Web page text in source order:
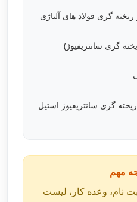
گری فولاد های آلیاژی
گری سانتریفیوژ)
گری سانتریفیوژ استیل
مهم
نام، وعده کار، لیست